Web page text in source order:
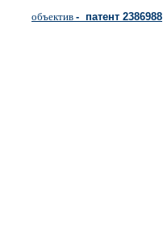
объектив - патент 2386988